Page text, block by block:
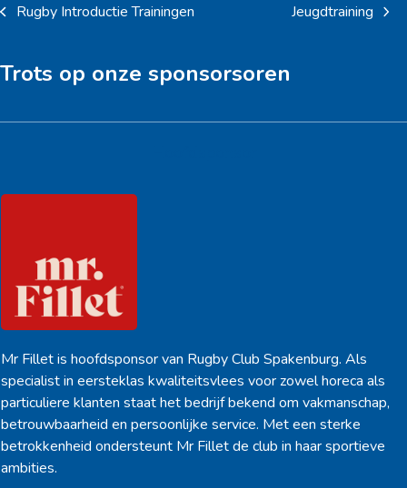
previous
Rugby Introductie Trainingen
next
Jeugdtraining
Trots op onze sponsorsoren
Mr Fillet is hoofdsponsor van Rugby Club Spakenburg. Als
specialist in eersteklas kwaliteitsvlees voor zowel horeca als
particuliere klanten staat het bedrijf bekend om vakmanschap,
betrouwbaarheid en persoonlijke service. Met een sterke
betrokkenheid ondersteunt Mr Fillet de club in haar sportieve
ambities.